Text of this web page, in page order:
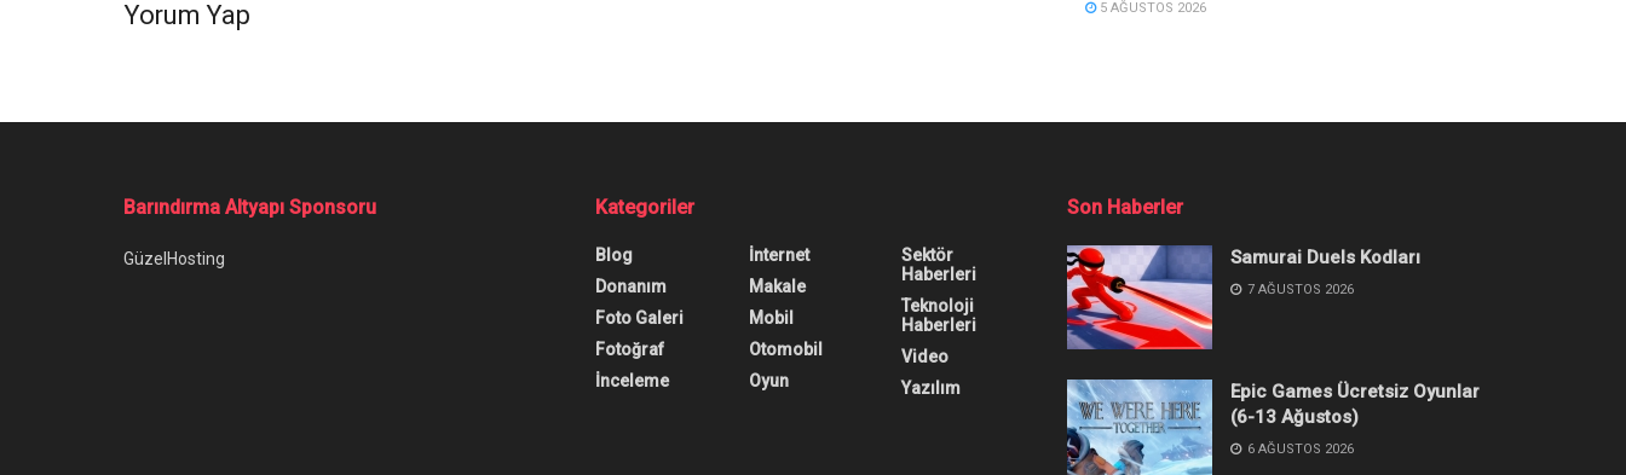
Yorum Yap 5 AĞUSTOS 2026
Barındırma Altyapı Sponsoru
GüzelHosting
Kategoriler
Blog
Donanım
Foto Galeri
Fotoğraf
İnceleme
İnternet
Makale
Mobil
Otomobil
Oyun
Sektör
Haberleri
Teknoloji
Haberleri
Video
Yazılım
Son Haberler
Samurai Duels Kodları
7 AĞUSTOS 2026
Epic Games Ücretsiz Oyunlar
(6-13 Ağustos)
6 AĞUSTOS 2026